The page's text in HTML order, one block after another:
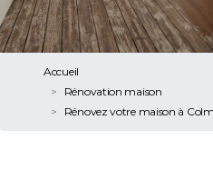
Accueil
Rénovation maison
Rénovez votre maison à